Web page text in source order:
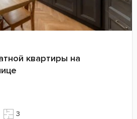
квартиры на
3